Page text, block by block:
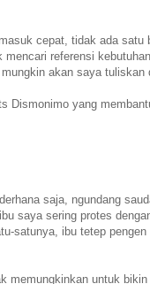
cepat, tidak ada satu
referensi
akan saya tuliskan
Dismonimo yang
saja, ngundang
saya sering protes
satunya, ibu tetep
memungkinkan untuk